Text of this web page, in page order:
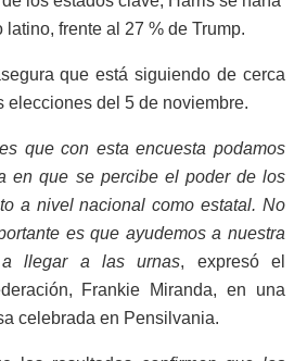
frente al 27 % de Trump.
que está siguiendo de cerca
elecciones del 5 de noviembre.
que con esta encuesta podamos
en que se percibe el poder de los
a nivel nacional como estatal. No
es que ayudemos a nuestra
a llegar a las urnas, expresó el
Frankie Miranda, en una
celebrada en Pensilvania.